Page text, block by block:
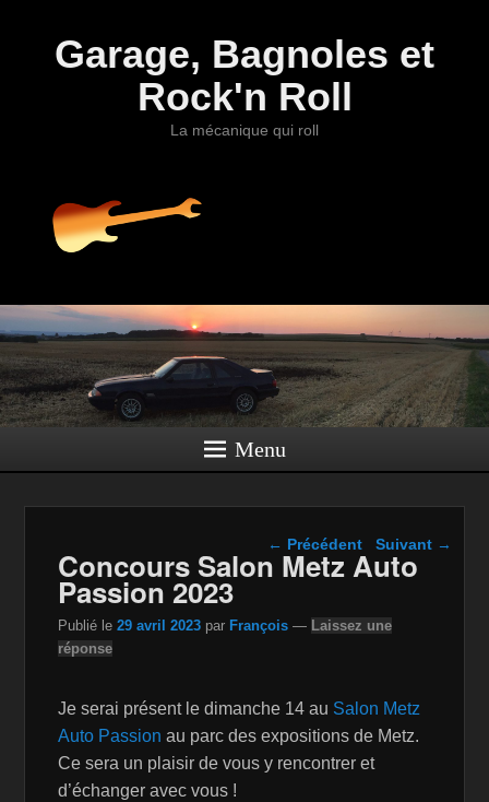
Garage, Bagnoles et
Rock'n Roll
La mécanique qui roll
Menu
Navigation dans les
articles
← Précédent Suivant →
Concours Salon Metz Auto
Passion 2023
Publié le29 avril 2023 par François — Laissez une
réponse
Je serai présent le dimanche 14 au Salon Metz
Auto Passion au parc des expositions de Metz.
Ce sera un plaisir de vous y rencontrer et
d’échanger avec vous !